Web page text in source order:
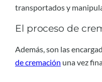
transportados y
El proceso de
Además, son las
de cremación una vez